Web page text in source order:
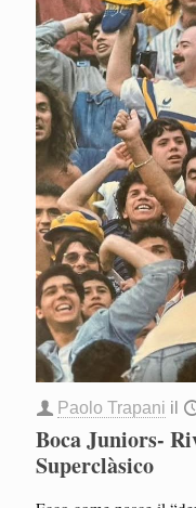
Paolo Trapani il
Boca Juniors-
Superclàsico